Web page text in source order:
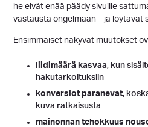
he eivät enää päädy sivuille
vastausta ongelmaan – ja löytävät
Ensimmäiset näkyvät muutokset
liidimäärä kasvaa, kun
hakutarkoituksiin
konversiot paranevat,
kuva ratkaisusta
mainonnan tehokkuus